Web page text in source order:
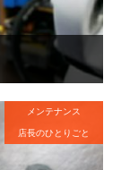
メンテナンス
店長のひとりごと